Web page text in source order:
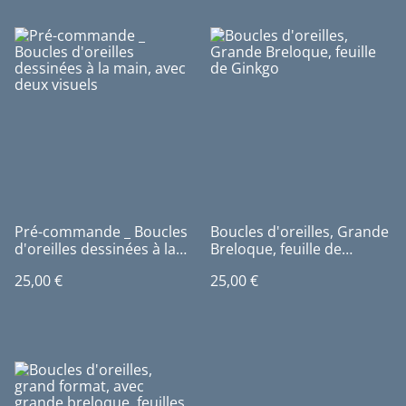
Pré-commande _ Boucles
d'oreilles dessinées à la
25,00 €
Boucles d'oreilles, Grande
Breloque, feuille de
25,00 €